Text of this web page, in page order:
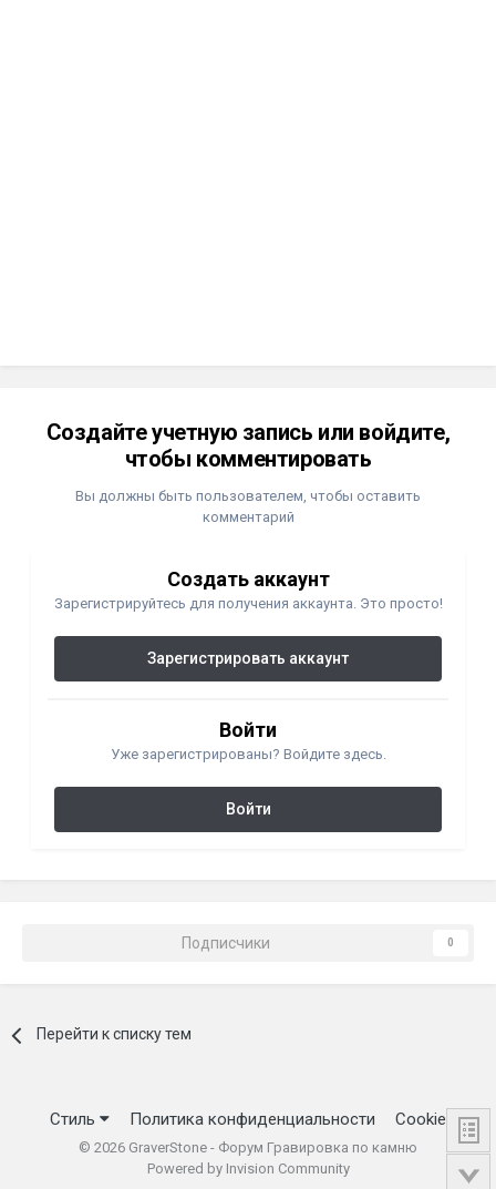
Создайте учетную запись или войдите,
чтобы комментировать
Вы должны быть пользователем, чтобы оставить
комментарий
Создать аккаунт
Зарегистрируйтесь для получения аккаунта. Это просто!
Зарегистрировать аккаунт
Войти
Уже зарегистрированы? Войдите здесь.
Войти
Подписчики 0
Перейти к списку тем
Стиль Политика конфиденциальности Cookie
© 2026 GraverStone - Форум Гравировка по камню
Powered by Invision Community